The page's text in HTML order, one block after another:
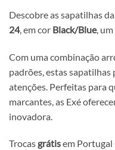
Descobre as sapatilhas
24, em cor Black/Blue,
Com uma combinação
padrões, estas
atenções. Perfeitas para
marcantes, as Exé
inovadora.
Trocas grátisem